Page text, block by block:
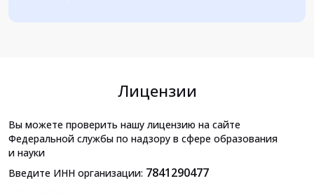
Лицензии
Вы можете проверить нашу лицензию на сайте
Федеральной службы по надзору в сфере образования
и науки
Введите ИНН организации: 7841290477